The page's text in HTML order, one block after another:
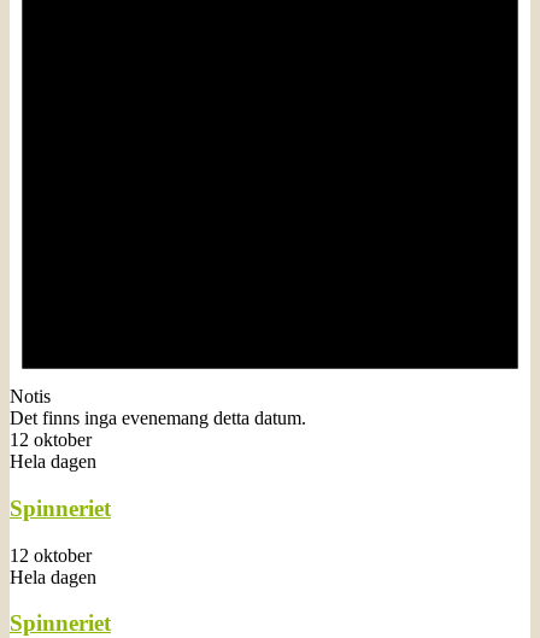
Notis
Det finns inga evenemang detta datum.
12 oktober
Hela dagen
Spinneriet
12 oktober
Hela dagen
Spinneriet